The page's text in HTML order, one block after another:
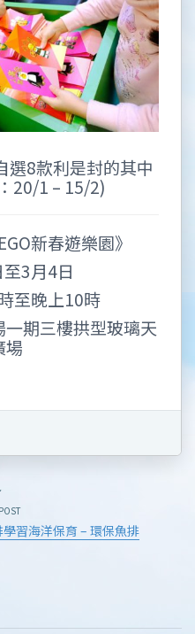
選8款利是封的其中
20/1 – 15/2)
新春遊樂園》
3月4日
至晚上10時
期三樓拱型玻璃天
場
學習海洋保育 – 環保魚排